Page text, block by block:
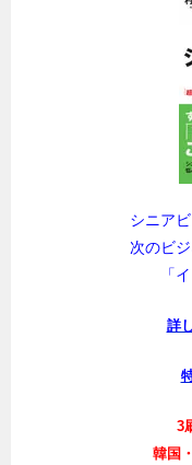
シニア
次のビ
「
詳
3
韓国